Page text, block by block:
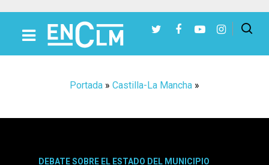
Portada » Castilla-La Mancha »
DEBATE SOBRE EL ESTADO DEL MUNICIPIO